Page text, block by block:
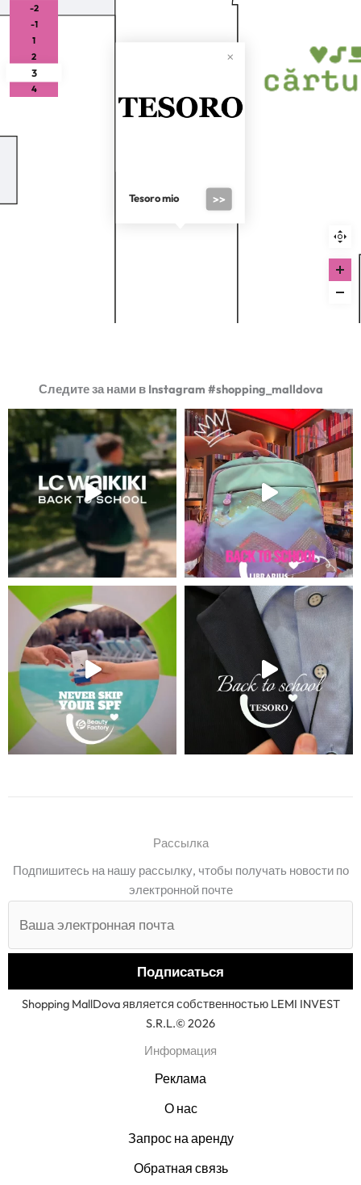
Tesoro mio >>
-2
-1
1
2
3
4
Следите за нами в Instagram #shopping_malldova
Рассылка
Подпишитесь на нашу рассылку, чтобы получать новости по
электронной почте
Shopping MallDova является собственностью LEMI INVEST
S.R.L.© 2026
Информация
Реклама
О нас
Запрос на аренду
Обратная связь